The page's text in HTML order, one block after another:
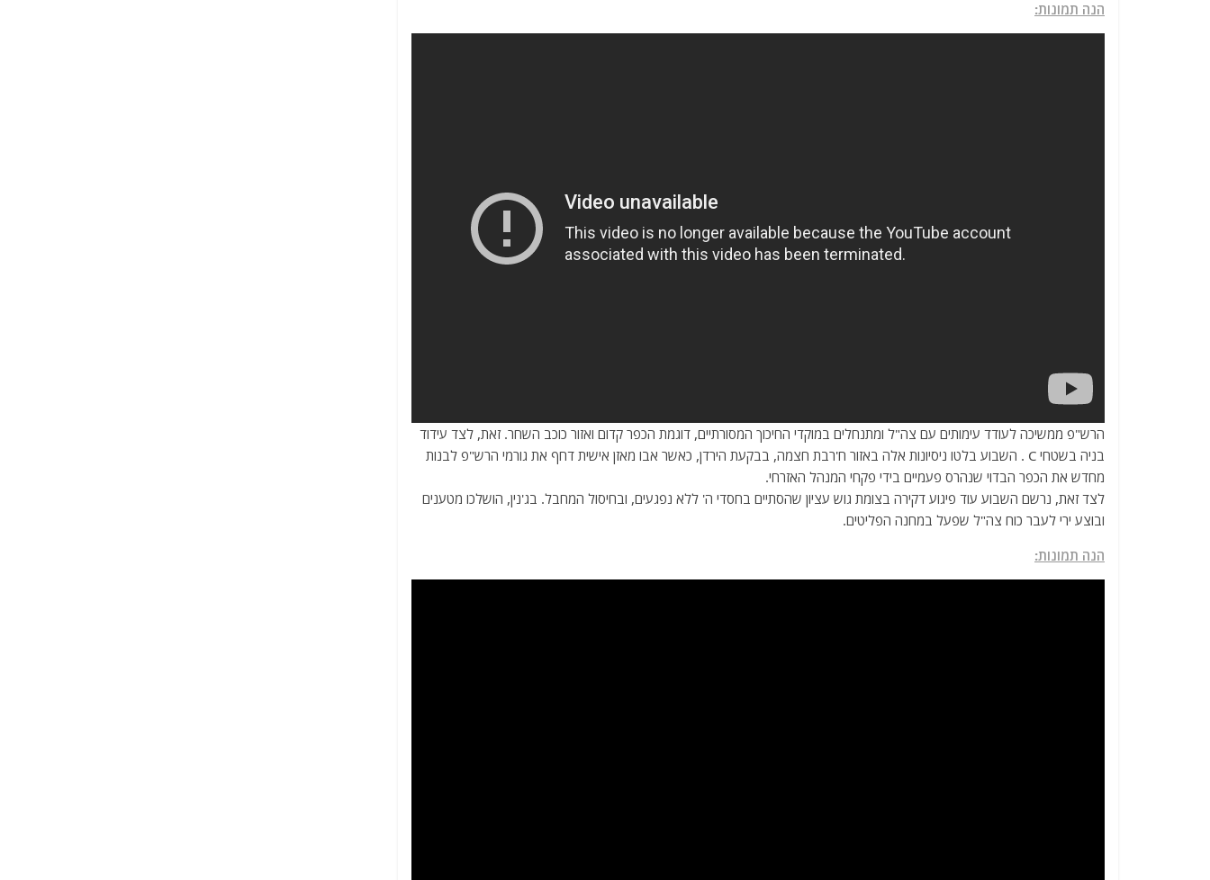
הנה תמונות:
הרש"פ ממשיכה לעודד עימותים עם צה"ל ומתנחלים במוקדי החיכוך המסורתיים, דוגמת הכפר קדום ואזור כוכב השחר. זאת, לצד עידוד
בניה בשטחי C . השבוע בלטו ניסיונות אלה באזור ח'רבת חצמה, בבקעת הירדן, כאשר אבו מאזן אישית דחף את גורמי הרש"פ לבנות
מחדש את הכפר הבדוי שנהרס פעמיים בידי פקחי המנהל האזרחי.
לצד זאת, נרשם השבוע עוד פיגוע דקירה בצומת גוש עציון שהסתיים בחסדי ה' ללא נפגעים, ובחיסול המחבל. בג'נין, הושלכו מטענים
ובוצע ירי לעבר כוח צה"ל שפעל במחנה הפליטים.
הנה תמונות: